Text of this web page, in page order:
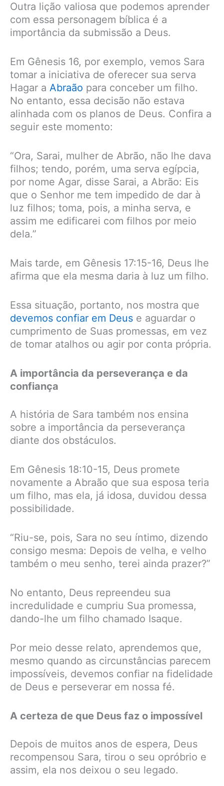
Outra lição valiosa que podemos aprender
com essa personagem bíblica é a
importância da submissão a Deus.
Em Gênesis 16, por exemplo, vemos Sara
tomar a iniciativa de oferecer sua serva
Hagar a Abraão para conceber um filho.
No entanto, essa decisão não estava
alinhada com os planos de Deus. Confira a
seguir este momento:
“Ora, Sarai, mulher de Abrão, não lhe dava
filhos; tendo, porém, uma serva egípcia,
por nome Agar, disse Sarai, a Abrão: Eis
que o Senhor me tem impedido de dar à
luz filhos; toma, pois, a minha serva, e
assim me edificarei com filhos por meio
dela.”
Mais tarde, em Gênesis 17:15-16, Deus lhe
afirma que ela mesma daria à luz um filho.
Essa situação, portanto, nos mostra que
devemos confiar em Deus e aguardar o
cumprimento de Suas promessas, em vez
de tomar atalhos ou agir por conta própria.
A importância da perseverança e da
confiança
A história de Sara também nos ensina
sobre a importância da perseverança
diante dos obstáculos.
Em Gênesis 18:10-15, Deus promete
novamente a Abraão que sua esposa teria
um filho, mas ela, já idosa, duvidou dessa
possibilidade.
“Riu-se, pois, Sara no seu íntimo, dizendo
consigo mesma: Depois de velha, e velho
também o meu senho, terei ainda prazer?”
No entanto, Deus repreendeu sua
incredulidade e cumpriu Sua promessa,
dando-lhe um filho chamado Isaque.
Por meio desse relato, aprendemos que,
mesmo quando as circunstâncias parecem
impossíveis, devemos confiar na fidelidade
de Deus e perseverar em nossa fé.
A certeza de que Deus faz o impossível
Depois de muitos anos de espera, Deus
recompensou Sara, tirou o seu opróbrio e
assim, ela nos deixou o seu legado.